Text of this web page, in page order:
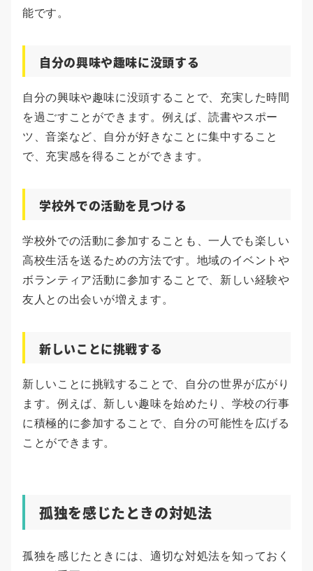
能です。
自分の興味や趣味に没頭する
自分の興味や趣味に没頭することで、充実した時間
を過ごすことができます。例えば、読書やスポー
ツ、音楽など、自分が好きなことに集中すること
で、充実感を得ることができます。
学校外での活動を見つける
学校外での活動に参加することも、一人でも楽しい
高校生活を送るための方法です。地域のイベントや
ボランティア活動に参加することで、新しい経験や
友人との出会いが増えます。
新しいことに挑戦する
新しいことに挑戦することで、自分の世界が広がり
ます。例えば、新しい趣味を始めたり、学校の行事
に積極的に参加することで、自分の可能性を広げる
ことができます。
孤独を感じたときの対処法
孤独を感じたときには、適切な対処法を知っておく